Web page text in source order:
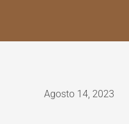
Agosto 14, 2023